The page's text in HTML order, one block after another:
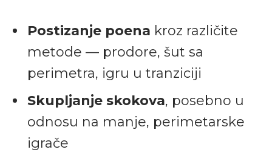
Postizanje poena kroz različite
metode — prodore, šut sa
perimetra, igru u tranziciji
Skupljanje skokova, posebno u
odnosu na manje, perimetarske
igrače